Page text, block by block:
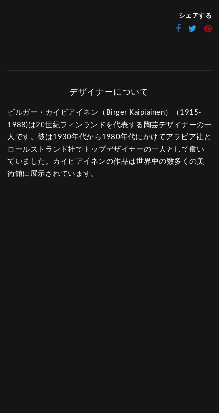
シェアする
ビルガー・カイピアイネン（Birger Kaipiainen）（1915-
1988)は20世紀フィンランドを代表する陶芸デザイナーの一
人です。彼は1930年代から1980年代にかけてアラビア社と
ロールストランド社でトップデザイナーの一人として働い
ていました。カイピアイネンの作品は世界中の数多くの美
術館に展示されています。